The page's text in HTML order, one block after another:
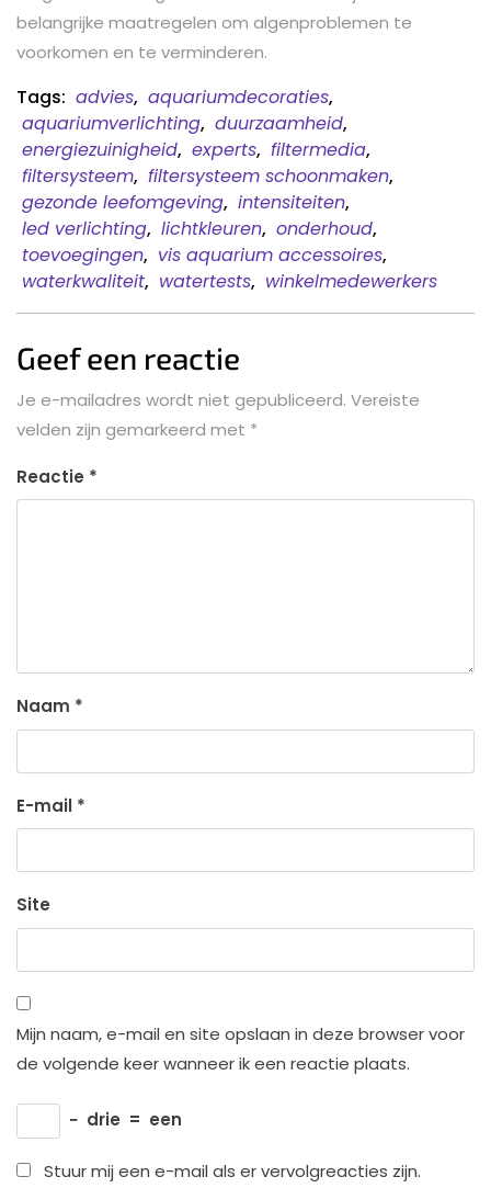
belangrijke maatregelen om algenproblemen te
voorkomen en te verminderen.
Tags: advies, aquariumdecoraties,
aquariumverlichting, duurzaamheid,
energiezuinigheid, experts, filtermedia,
filtersysteem, filtersysteem schoonmaken,
gezonde leefomgeving, intensiteiten,
led verlichting, lichtkleuren, onderhoud,
toevoegingen, vis aquarium accessoires,
waterkwaliteit, watertests, winkelmedewerkers
Geef een reactie
Je e-mailadres wordt niet gepubliceerd. Vereiste
velden zijn gemarkeerd met *
Reactie *
Naam *
E-mail *
Site
Mijn naam, e-mail en site opslaan in deze browser voor
de volgende keer wanneer ik een reactie plaats.
− drie = een
Stuur mij een e-mail als er vervolgreacties zijn.